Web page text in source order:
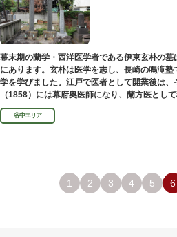
幕末期の蘭学・西洋医学者である伊東玄朴の墓
にあります。玄朴は医学を志し、長崎の鳴滝
学を学びました。江戸で医者として開業後は
（1858）には幕府奥医師になり、蘭方医とし
東京大学医学部）の開設などに尽力し、明治4
た。谷中エリア
1 2 3 4 5 6